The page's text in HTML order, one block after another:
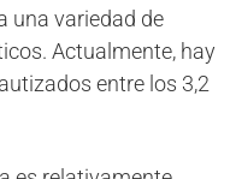
una variedad de
Actualmente, hay
entre los 3,2